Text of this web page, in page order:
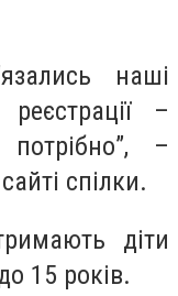
наші
–
–
спілки.
діти
15 років.